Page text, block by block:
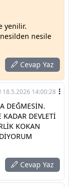
yenilir.
nesilden nesile
Cevap Yaz
18.5.2026 14:00:28
DEĞMESİN.
DEVLETİ
KOKAN
Cevap Yaz